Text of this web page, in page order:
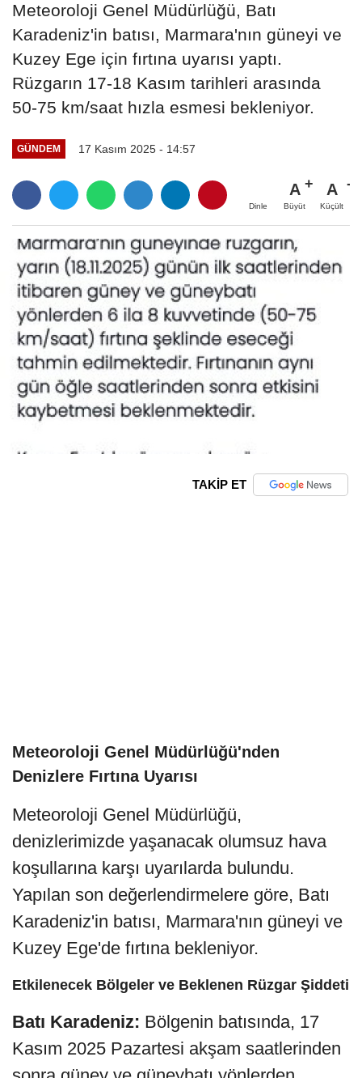
Meteoroloji Genel Müdürlüğü, Batı
Karadeniz'in batısı, Marmara'nın güneyi ve
Kuzey Ege için fırtına uyarısı yaptı.
Rüzgarın 17-18 Kasım tarihleri arasında
50-75 km/saat hızla esmesi bekleniyor.
GÜNDEM 17 Kasım 2025 - 14:57
Dinle
A
Büyüt
A
Küçült
TAKİP ET
Meteoroloji Genel Müdürlüğü'nden
Denizlere Fırtına Uyarısı
Meteoroloji Genel Müdürlüğü,
denizlerimizde yaşanacak olumsuz hava
koşullarına karşı uyarılarda bulundu.
Yapılan son değerlendirmelere göre, Batı
Karadeniz'in batısı, Marmara'nın güneyi ve
Kuzey Ege'de fırtına bekleniyor.
Etkilenecek Bölgeler ve Beklenen Rüzgar Şiddeti
Batı Karadeniz: Bölgenin batısında, 17
Kasım 2025 Pazartesi akşam saatlerinden